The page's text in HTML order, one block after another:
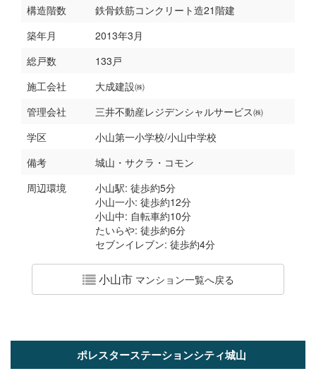
構造階数
鉄骨鉄筋コンクリート造21階建
築年月
2013年3月
総戸数
133戸
施工会社
大成建設㈱
管理会社
三井不動産レジデンシャルサービス㈱
学区
小山第一小学校/小山中学校
備考
城山・サクラ・コモン
周辺環境
小山駅: 徒歩約5分
小山一小: 徒歩約12分
小山中: 自転車約10分
たいらや: 徒歩約6分
セブンイレブン: 徒歩約4分
小山市マンション一覧へ戻る
ポレスターステーションシティ城山